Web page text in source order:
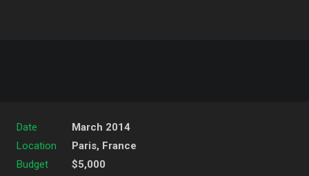
Date
March 2014
Location
Paris, France
Budget
$5,000